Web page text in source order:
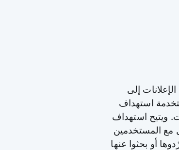
إلى
استهداف
ويتيح استهداف
مع المستخدمين
أو بحثوا عنها